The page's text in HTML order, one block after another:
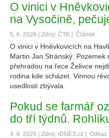
O vinici v
na Vysočině,
5. 6. 2026 | Zdroj: ČTK | Článek
O vinici v Hněvkovicích na
Martin Jan Stránský.
přehradou na řece Želivce
rodina kde scházet. Vinnou
usedlosti zbývala.
Pokud se farmář
do tří týdnů.
4. 6. 2026 | Zdroj: iDNES.cz | Odkaz